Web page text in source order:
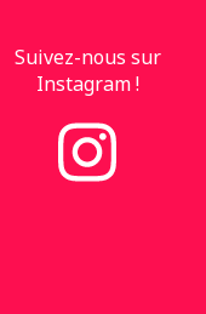
Suivez-nous sur
Instagram !